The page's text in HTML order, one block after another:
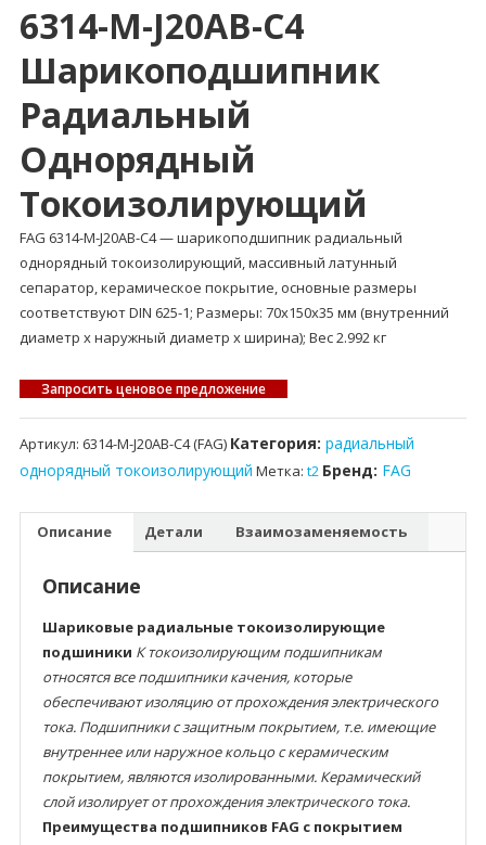
6314-M-J20AB-C4
Шарикоподшипник
Радиальный
Однорядный
Токоизолирующий
FAG 6314-M-J20AB-C4 — шарикоподшипник радиальный
однорядный токоизолирующий, массивный латунный
сепаратор, керамическое покрытие, основные размеры
соответствуют DIN 625-1; Размеры: 70x150x35 мм (внутренний
диаметр x наружный диаметр x ширина); Вес 2.992 кг
Запросить ценовое предложение
Артикул: 6314-M-J20AB-C4 (FAG) Категория: радиальный
однорядный токоизолирующий Метка: t2 Бренд: FAG
Описание Детали Взаимозаменяемость
Описание
Шариковые радиальные токоизолирующие
подшиники К токоизолирующим подшипникам
относятся все подшипники качения, которые
обеспечивают изоляцию от прохождения электрического
тока. Подшипники с защитным покрытием, т.е. имеющие
внутреннее или наружное кольцо с керамическим
покрытием, являются изолированными. Керамический
слой изолирует от прохождения электрического тока.
Преимущества подшипников FAG с покрытием